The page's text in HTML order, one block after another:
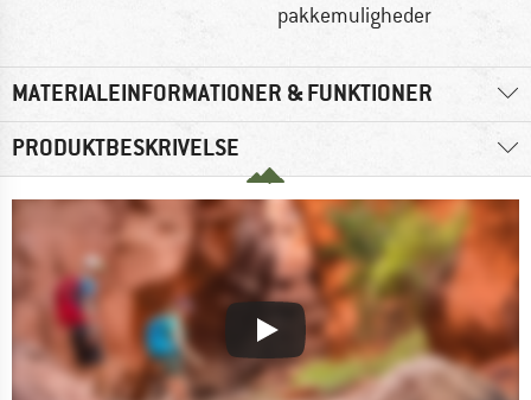
pakkemuligheder
MATERIALEINFORMATIONER & FUNKTIONER
PRODUKTBESKRIVELSE